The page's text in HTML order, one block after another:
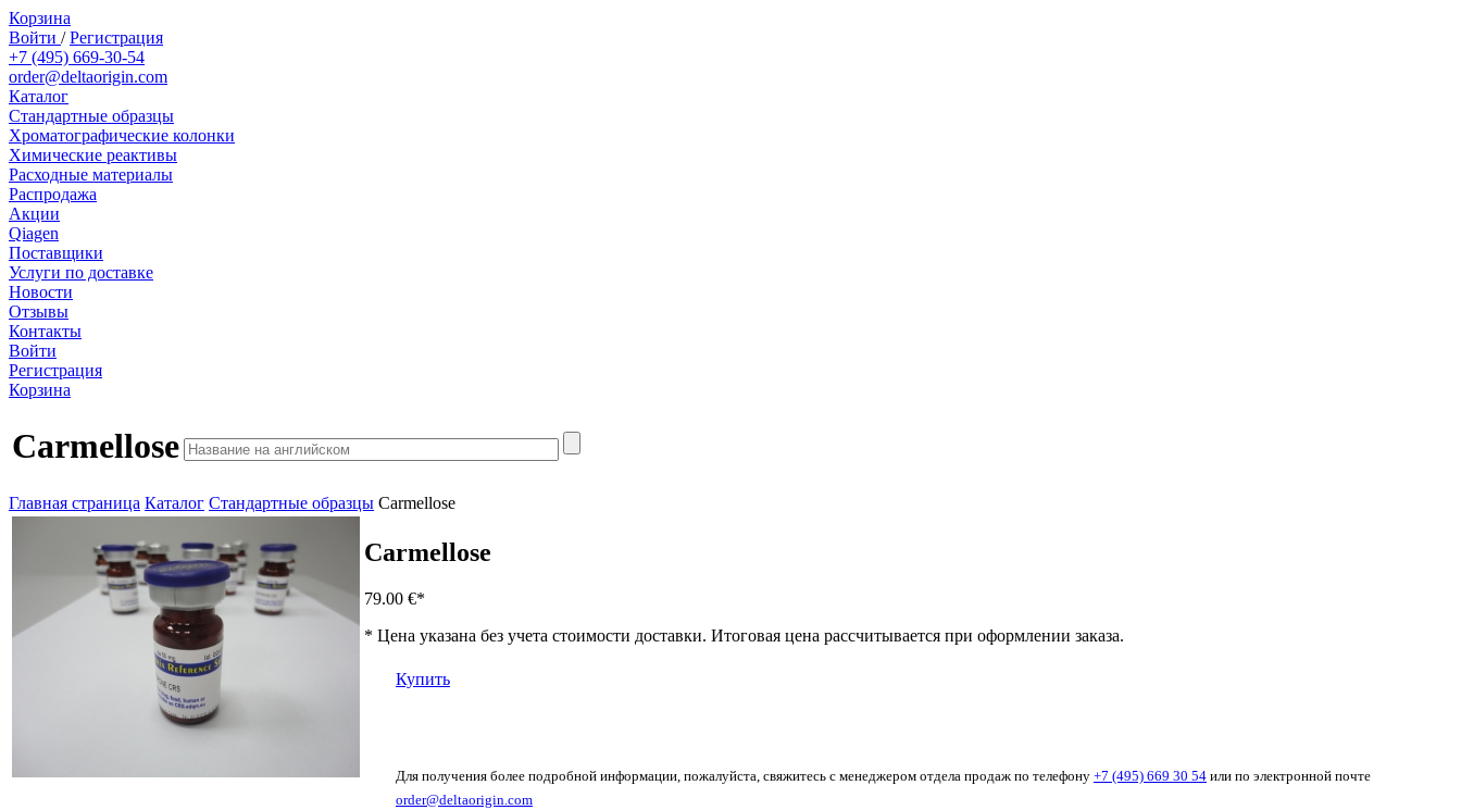
Корзина
Войти /Регистрация
+7 (495) 669-30-54
order@deltaorigin.com
Каталог
Стандартные образцы
Хроматографические колонки
Химические реактивы
Расходные материалы
Распродажа
Акции
Qiagen
Поставщики
Услуги по доставке
Новости
Отзывы
Контакты
Войти
Регистрация
Корзина
Carmellose
Главная страница Каталог Стандартные образцы Carmellose
Carmellose
79.00 €*
* Цена указана без учета стоимости доставки. Итоговая цена рассчитывается при оформлении заказа.
Купить
Для получения более подробной информации, пожалуйста, свяжитесь с менеджером отдела продаж по телефону +7 (495) 669 30 54 или по электронной почте
order@deltaorigin.com